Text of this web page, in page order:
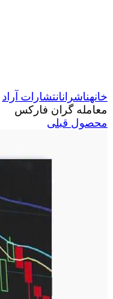
خانهناشرانانتشارات آراد
معامله گران فارکس
محصول قبلی